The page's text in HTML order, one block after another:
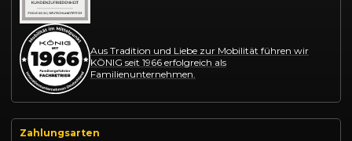
Aus Tradition und Liebe zur Mobilität führen wir
KÖNIG seit 1966 erfolgreich als
Familienunternehmen.
Zahlungsarten